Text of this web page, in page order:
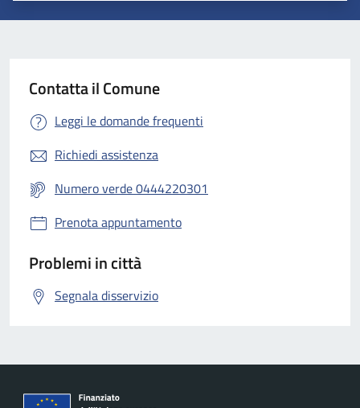
Contatta il Comune
Leggi le domande frequenti
Richiedi assistenza
Numero verde 0444220301
Prenota appuntamento
Problemi in città
Segnala disservizio